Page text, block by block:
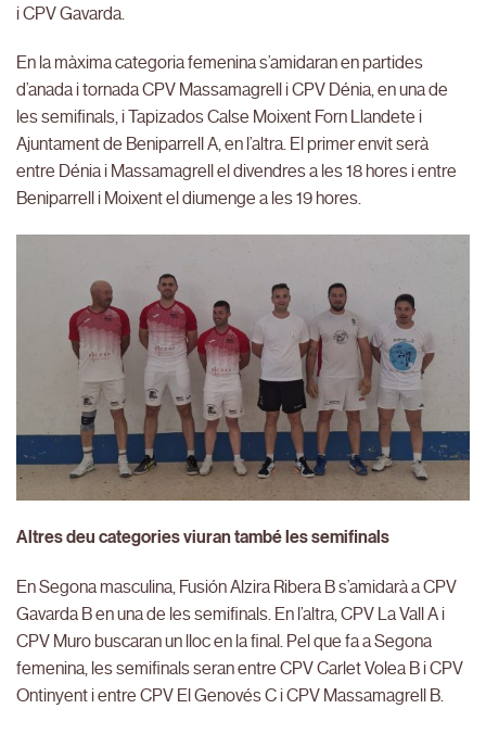
i CPV Gavarda.
En la màxima categoria femenina s’amidaran en partides
d’anada i tornada CPV Massamagrell i CPV Dénia, en una de
les semifinals, i Tapizados Calse Moixent Forn Llandete i
Ajuntament de Beniparrell A, en l’altra. El primer envit serà
entre Dénia i Massamagrell el divendres a les 18 hores i entre
Beniparrell i Moixent el diumenge a les 19 hores.
Altres deu categories viuran també les semifinals
En Segona masculina, Fusión Alzira Ribera B s’amidarà a CPV
Gavarda B en una de les semifinals. En l’altra, CPV La Vall A i
CPV Muro buscaran un lloc en la final. Pel que fa a Segona
femenina, les semifinals seran entre CPV Carlet Volea B i CPV
Ontinyent i entre CPV El Genovés C i CPV Massamagrell B.